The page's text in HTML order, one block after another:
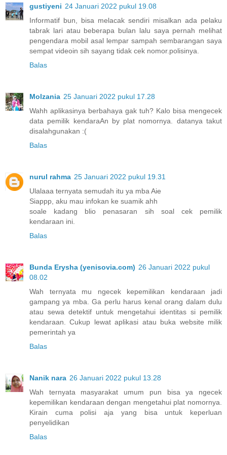
gustiyeni 24 Januari 2022 pukul 19.08
Informatif bun, bisa melacak sendiri misalkan ada pelaku
tabrak lari atau beberapa bulan lalu saya pernah melihat
pengendara mobil asal lempar sampah sembarangan saya
sempat videoin sih sayang tidak cek nomor.polisinya.
Balas
Molzania 25 Januari 2022 pukul 17.28
Wahh aplikasinya berbahaya gak tuh? Kalo bisa mengecek
data pemilik kendaraAn by plat nomornya. datanya takut
disalahgunakan :(
Balas
nurul rahma 25 Januari 2022 pukul 19.31
Ulalaaa ternyata semudah itu ya mba Aie
Siappp, aku mau infokan ke suamik ahh
soale kadang blio penasaran sih soal cek pemilik
kendaraan ini.
Balas
Bunda Erysha (yenisovia.com) 26 Januari 2022 pukul
08.02
Wah ternyata mu ngecek kepemilikan kendaraan jadi
gampang ya mba. Ga perlu harus kenal orang dalam dulu
atau sewa detektif untuk mengetahui identitas si pemilik
kendaraan. Cukup lewat aplikasi atau buka website milik
pemerintah ya
Balas
Nanik nara 26 Januari 2022 pukul 13.28
Wah ternyata masyarakat umum pun bisa ya ngecek
kepemilikan kendaraan dengan mengetahui plat nomornya.
Kirain cuma polisi aja yang bisa untuk keperluan
penyelidikan
Balas